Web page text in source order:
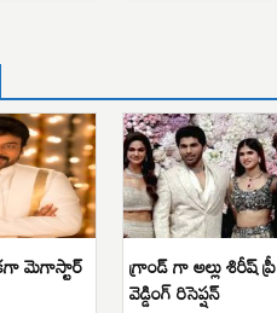
మెగాస్టార్ గ్రాండ్ గా అల్లు శిరీష్ ప్రీ
వెడ్డింగ్ రిసెప్షన్